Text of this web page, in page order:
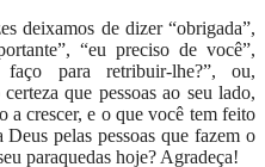
deixamos de dizer “obrigada”,
“eu preciso de você”,
para retribuir-lhe?”, ou,
que pessoas ao seu lado,
a crescer, e o que você tem feito
Deus pelas pessoas que fazem o
paraquedas hoje? Agradeça!